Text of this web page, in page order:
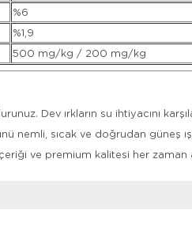
%6
%1,9
500 mg/kg / 200 mg/kg
Dev ırkların su ihtiyacını
nemli, sıcak ve doğrudan güneş
ve premium kalitesi her zaman